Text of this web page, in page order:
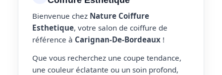
Bienvenue chez Nature Coiffure
Esthetique, votre salon de coiffure de
référence à Carignan-De-Bordeaux !
Que vous recherchez une coupe tendance,
une couleur éclatante ou un soin profond,